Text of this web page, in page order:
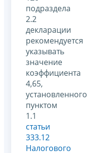
подраздела
2.2
декларации
рекомендуется
указывать
значение
коэффициента
4,65,
установленного
пунктом
1.1
статьи
333.12
Налогового